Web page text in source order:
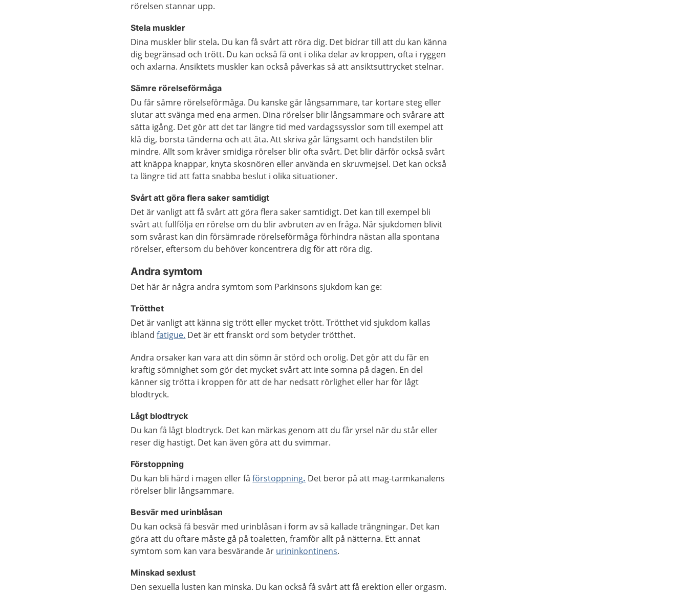
rörelsen stannar upp.
Stela muskler
Dina muskler blir stela. Du kan få svårt att röra dig. Det bidrar till att du kan känna
dig begränsad och trött. Du kan också få ont i olika delar av kroppen, ofta i ryggen
och axlarna. Ansiktets muskler kan också påverkas så att ansiktsuttrycket stelnar.
Sämre rörelseförmåga
Du får sämre rörelseförmåga. Du kanske går långsammare, tar kortare steg eller
slutar att svänga med ena armen. Dina rörelser blir långsammare och svårare att
sätta igång. Det gör att det tar längre tid med vardagssysslor som till exempel att
klä dig, borsta tänderna och att äta. Att skriva går långsamt och handstilen blir
mindre. Allt som kräver smidiga rörelser blir ofta svårt. Det blir därför också svårt
att knäppa knappar, knyta skosnören eller använda en skruvmejsel. Det kan också
ta längre tid att fatta snabba beslut i olika situationer.
Svårt att göra flera saker samtidigt
Det är vanligt att få svårt att göra flera saker samtidigt. Det kan till exempel bli
svårt att fullfölja en rörelse om du blir avbruten av en fråga. När sjukdomen blivit
som svårast kan din försämrade rörelseförmåga förhindra nästan alla spontana
rörelser, eftersom du behöver koncentrera dig för att röra dig.
Andra symtom
Det här är några andra symtom som Parkinsons sjukdom kan ge:
Trötthet
Det är vanligt att känna sig trött eller mycket trött. Trötthet vid sjukdom kallas
iblandfatigue. Det är ett franskt ord som betyder trötthet.
Andra orsaker kan vara att din sömn är störd och orolig. Det gör att du får en
kraftig sömnighet som gör det mycket svårt att inte somna på dagen. En del
känner sig trötta i kroppen för att de har nedsatt rörlighet eller har för lågt
blodtryck.
Lågt blodtryck
Du kan få lågt blodtryck. Det kan märkas genom att du får yrsel när du står eller
reser dig hastigt. Det kan även göra att du svimmar.
Förstoppning
Du kan bli hård i magen eller fåförstoppning. Det beror på att mag-tarmkanalens
rörelser blir långsammare.
Besvär med urinblåsan
Du kan också få besvär med urinblåsan i form av så kallade trängningar. Det kan
göra att du oftare måste gå på toaletten, framför allt på nätterna. Ett annat
symtom som kan vara besvärande är urininkontinens.
Minskad sexlust
Den sexuella lusten kan minska. Du kan också få svårt att få erektion eller orgasm.